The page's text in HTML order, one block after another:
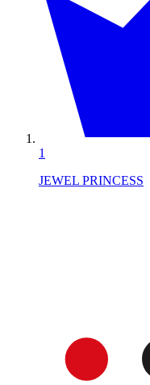
1
JEWEL PRINCESS